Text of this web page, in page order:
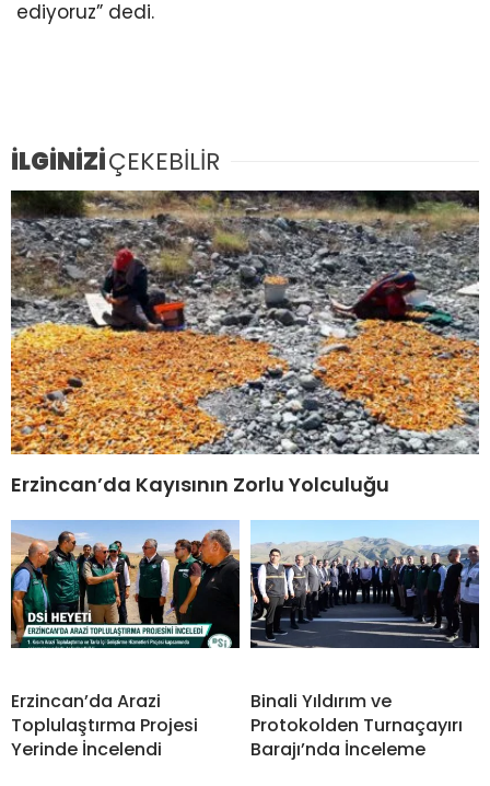
ediyoruz” dedi.
İLGİNİZİÇEKEBİLİR
Erzincan’da Kayısının Zorlu Yolculuğu
Erzincan’da Arazi
Toplulaştırma Projesi
Yerinde İncelendi
Binali Yıldırım ve
Protokolden Turnaçayırı
Barajı’nda İnceleme